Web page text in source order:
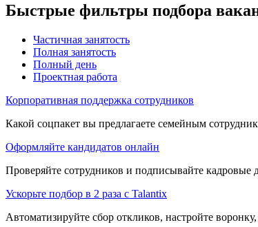
Быстрые фильтры подбора
Частичная занятость
Полная занятость
Полный день
Проектная работа
Корпоративная поддержка сотрудников
Какой соцпакет вы предлагаете семейным
Оформляйте кандидатов онлайн
Проверяйте сотрудников и подписывайте кадровые
Ускорьте подбор в 2 раза с Talantix
Автоматизируйте сбор откликов, настройте